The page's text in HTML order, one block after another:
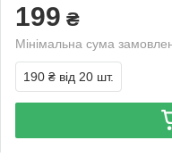
199 ₴
Мінімальна сума
190 ₴ від 20 шт.